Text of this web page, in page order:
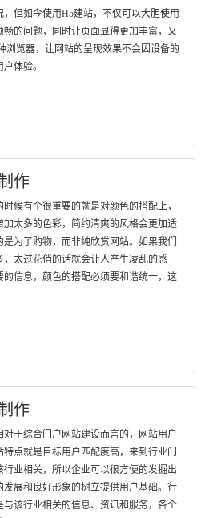
但如今使用H5建站，不仅可以大胆使用
的问题，同时让页面显得更加丰富，又
浏览器，让网站的呈现效果不会因设备的
体验。
作
候有个很重要的就是对颜色的搭配上，
太多的色彩，简约清爽的风格会更加适
为了购物，而非纯欣赏网站。如果我们
太过花俏的话就会让人产生凌乱的感
信息，颜色的搭配必须要和谐统一，这
作
于综合门户网站建设而言的，网站用户
点就是目标用户匹配度高，来到行业门
业相关，所以企业可以很方便的发掘出
展和良好形象的树立提供用户基础。行
该行业相关的信息、资讯和服务，各个